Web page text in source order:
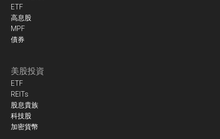
ETF
高息股
MPF
債券
美股投資
ETF
REITs
股息貴族
科技股
加密貨幣